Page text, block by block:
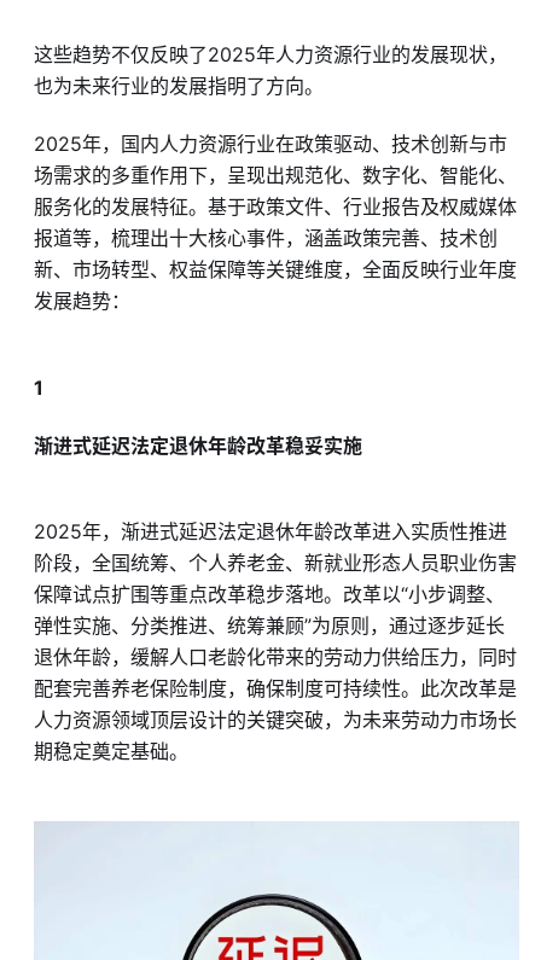
这些趋势不仅反映了2025年人力资源行业的发展现状，
也为未来行业的发展指明了方向。
2025年，国内人力资源行业在政策驱动、技术创新与市
场需求的多重作用下，呈现出规范化、数字化、智能化、
服务化的发展特征。基于政策文件、行业报告及权威媒体
报道等，梳理出十大核心事件，涵盖政策完善、技术创
新、市场转型、权益保障等关键维度，全面反映行业年度
发展趋势：
1
渐进式延迟法定退休年龄改革稳妥实施
2025年，渐进式延迟法定退休年龄改革进入实质性推进
阶段，全国统筹、个人养老金、新就业形态人员职业伤害
保障试点扩围等重点改革稳步落地。改革以“小步调整、
弹性实施、分类推进、统筹兼顾”为原则，通过逐步延长
退休年龄，缓解人口老龄化带来的劳动力供给压力，同时
配套完善养老保险制度，确保制度可持续性。此次改革是
人力资源领域顶层设计的关键突破，为未来劳动力市场长
期稳定奠定基础。